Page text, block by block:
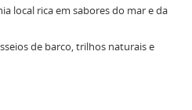
local rica em sabores do mar e da
de barco, trilhos naturais e